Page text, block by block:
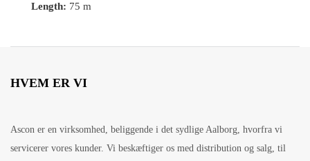
Length: 75 m
HVEM ER VI
Ascon er en virksomhed, beliggende i det sydlige Aalborg, hvorfra vi
servicerer vores kunder. Vi beskæftiger os med distribution og salg, til